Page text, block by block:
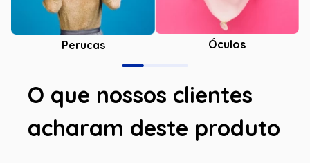
Perucas Óculos
O que nossos clientes
acharam deste produto